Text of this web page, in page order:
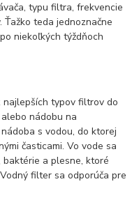
typu filtra, frekvencie
teda jednoznačne
niekoľkých týždňoch
typov filtrov do
nádobu na
s vodou, do ktorej
časticami. Vo vode sa
baktérie a plesne, ktoré
filter sa odporúča pre